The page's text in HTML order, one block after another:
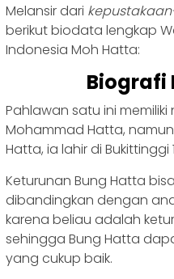
Melansir dari
berikut biodata lengkap
Indonesia Moh Hatta:
Biografi
Pahlawan satu ini memiliki
Mohammad Hatta,
Hatta, ia lahir di Bukittinggi
Keturunan Bung Hatta
dibandingkan dengan
karena beliau adalah
sehingga Bung Hatta
yang cukup baik.